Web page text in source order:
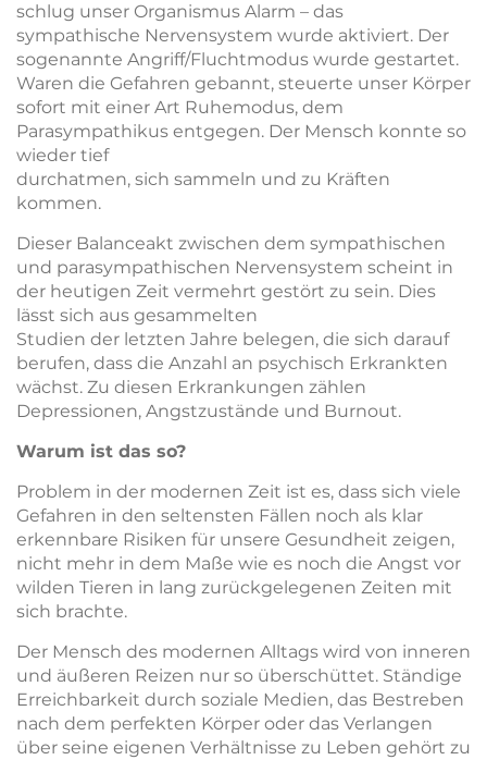
schlug unser Organismus Alarm – das
sympathische Nervensystem wurde aktiviert. Der
sogenannte Angriff/Fluchtmodus wurde gestartet.
Waren die Gefahren gebannt, steuerte unser Körper
sofort mit einer Art Ruhemodus, dem
Parasympathikus entgegen. Der Mensch konnte so
wieder tief
durchatmen, sich sammeln und zu Kräften
kommen.
Dieser Balanceakt zwischen dem sympathischen
und parasympathischen Nervensystem scheint in
der heutigen Zeit vermehrt gestört zu sein. Dies
lässt sich aus gesammelten
Studien der letzten Jahre belegen, die sich darauf
berufen, dass die Anzahl an psychisch Erkrankten
wächst. Zu diesen Erkrankungen zählen
Depressionen, Angstzustände und Burnout.
Warum ist das so?
Problem in der modernen Zeit ist es, dass sich viele
Gefahren in den seltensten Fällen noch als klar
erkennbare Risiken für unsere Gesundheit zeigen,
nicht mehr in dem Maße wie es noch die Angst vor
wilden Tieren in lang zurückgelegenen Zeiten mit
sich brachte.
Der Mensch des modernen Alltags wird von inneren
und äußeren Reizen nur so überschüttet. Ständige
Erreichbarkeit durch soziale Medien, das Bestreben
nach dem perfekten Körper oder das Verlangen
über seine eigenen Verhältnisse zu Leben gehört zu